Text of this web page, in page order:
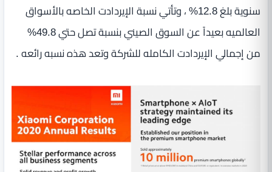
سنوية بلغ 12.8% ، وتأتي نسبة الإيردادت الخاصه بالأسواق
العالميه بعيداً عن السوق الصيني بنسبة تصل حتي 49.8%
من إجمالي الإيردادت الكامله للشركة وتعد هذه نسبه رائعه .